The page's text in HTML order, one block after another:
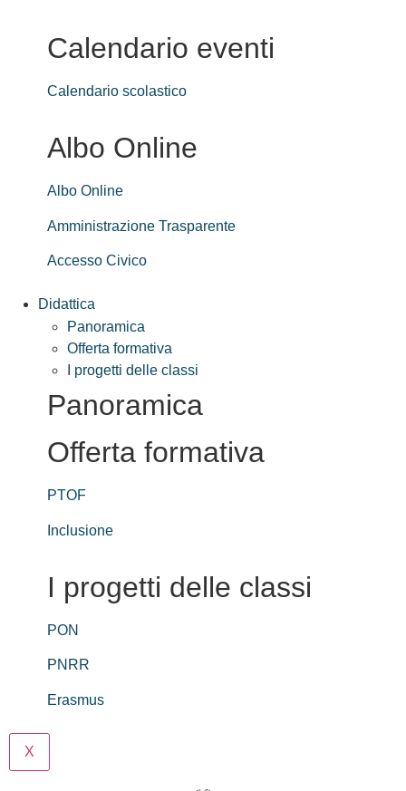
Calendario eventi
Calendario scolastico
Albo Online
Albo Online
Amministrazione Trasparente
Accesso Civico
Didattica
Panoramica
Offerta formativa
I progetti delle classi
Panoramica
Offerta formativa
PTOF
Inclusione
I progetti delle classi
PON
PNRR
Erasmus
X